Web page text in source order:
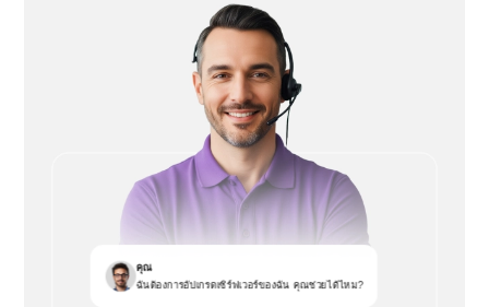
คุณ
ฉันต้องการอัปเกรดเซิร์ฟเวอร์ของฉัน คุณช่วยได้ไหม?